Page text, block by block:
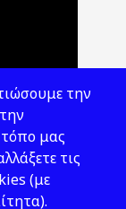
την
μας
τις
(με